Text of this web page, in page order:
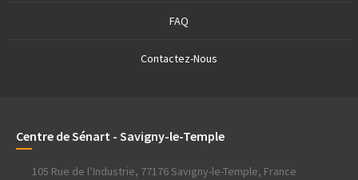
FAQ
Contactez-Nous
Centre de Sénart - Savigny-le-Temple
105 Rue de l’Industrie, 77176 Savigny-le-Temple, France